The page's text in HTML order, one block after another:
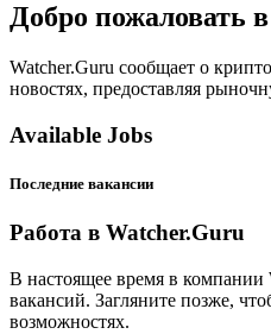
Добро пожаловать
Watcher.Guru сообщает о
новостях, предоставляя
Available Jobs
Последние вакансии
Работа в Watcher.Guru
В настоящее время в компании
вакансий. Загляните позже,
возможностях.